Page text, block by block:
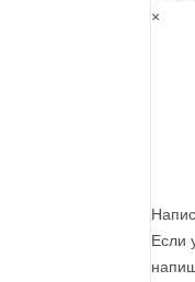
×
Если